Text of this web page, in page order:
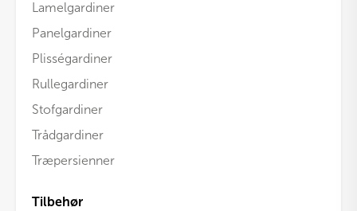
Lamelgardiner
Panelgardiner
Plisségardiner
Rullegardiner
Stofgardiner
Trådgardiner
Træpersienner
Tilbehør